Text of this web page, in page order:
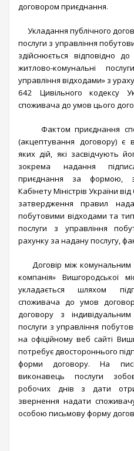
договором приєднання.
Укладання публічного
послуги з управління
здійснюється відповідно
житлово-комунальні
управління відходами» з
642 Цивільного кодексу
споживача до умов цього
Фактом приєднання
(акцептування договору) є
яких дій, які засвідчують
зокрема надання
приєднання за формою,
Кабінету Міністрів України
затвердження правил
побутовими відходами та
послуги з управління
рахунку за надану послугу,
Договір між комунальним
компанія» Вишгородської
укладається шляхом
споживача до умов
договору з
послуги з управління
на офіційному веб сайті
потребує двостороннього
форми договору. На
виконавець послуги
робочих днів з дати
звернення надати
особою письмову форму